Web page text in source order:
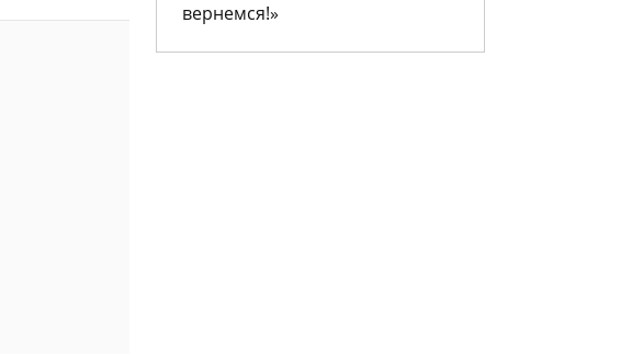
вернемся!»